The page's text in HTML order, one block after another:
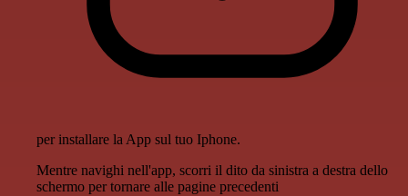
per installare la App sul tuo Iphone.
Mentre navighi nell'app, scorri il dito da sinistra a destra dello
schermo per tornare alle pagine precedenti